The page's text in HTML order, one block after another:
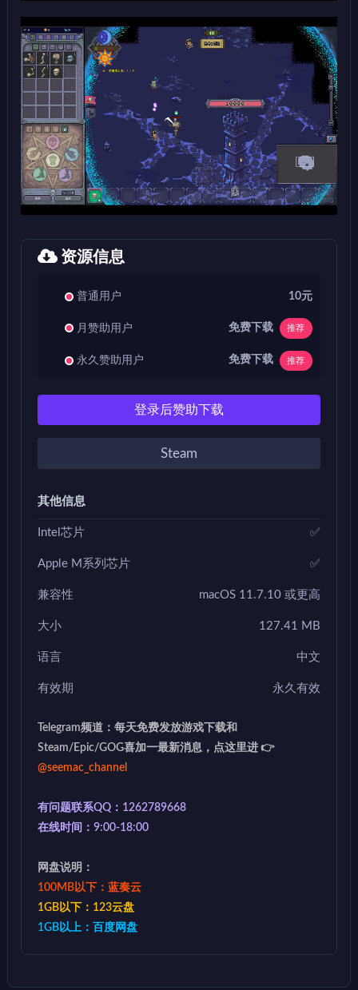
资源信息
普通用户 10元
月赞助用户 免费下载 推荐
永久赞助用户 免费下载 推荐
登录后赞助下载
Steam
其他信息
Intel芯片 ✅
Apple M系列芯片 ✅
兼容性 macOS 11.7.10 或更高
大小 127.41 MB
语言 中文
有效期 永久有效
Telegram频道：每天免费发放游戏下载和
Steam/Epic/GOG喜加一最新消息，点这里进 👉
@seemac_channel
有问题联系QQ：1262789668
在线时间：9:00-18:00
网盘说明：
100MB以下：蓝奏云
1GB以下：123云盘
1GB以上：百度网盘